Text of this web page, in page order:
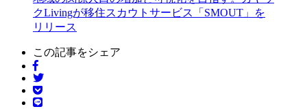
クLivingが移住スカウトサービス「SMOUT」を
リリース
この記事をシェア